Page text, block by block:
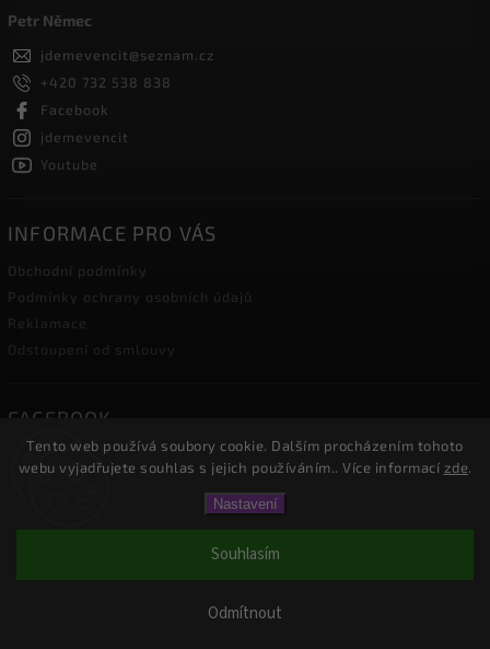
Tento web používá soubory cookie. Dalším procházením tohoto
webu vyjadřujete souhlas s jejich používáním.. Více informací zde.
Nastavení
Odmítnout
Souhlasím
Petr Němec
jdemevencit@seznam.cz
+420 732 538 838
Facebook
jdemevencit
Youtube
INFORMACE PRO VÁS
Obchodní podmínky
Podmínky ochrany osobních údajů
Reklamace
Odstoupení od smlouvy
FACEBOOK
JDEME VENČIT.cz. Všechna práva vyhrazena.